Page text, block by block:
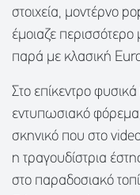
στοιχεία, μοντέρνο
έμοιαζε
παρά με κλασική
Στο επίκεντρο
εντυπωσιακό
σκηνικό που στο
η τραγουδίστρια
στο παραδοσιακό